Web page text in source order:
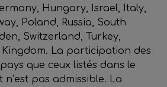
Hungary, Israel, Italy,
Poland, Russia, South
Switzerland, Turkey,
La participation des
que ceux listés dans le
n’est pas admissible. La